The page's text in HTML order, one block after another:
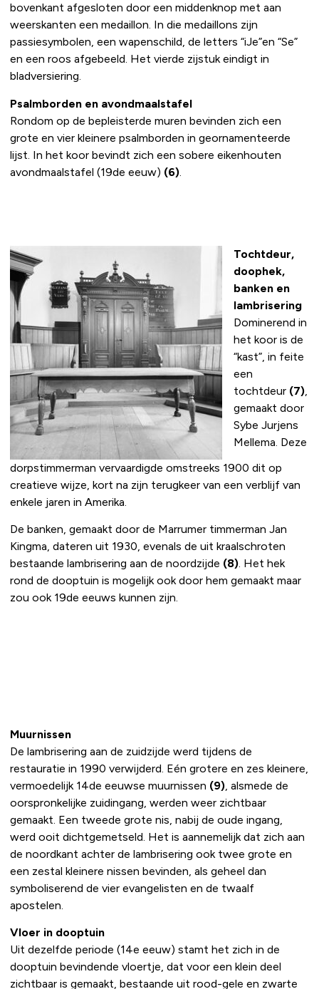
bovenkant afgesloten door een middenknop met aan
weerskanten een medaillon. In die medaillons zijn
passiesymbolen, een wapenschild, de letters “iJe”en “Se”
en een roos afgebeeld. Het vierde zijstuk eindigt in
bladversiering.
Psalmborden en avondmaalstafel
Rondom op de bepleisterde muren bevinden zich een
grote en vier kleinere psalmborden in geornamenteerde
lijst. In het koor bevindt zich een sobere eikenhouten
avondmaalstafel (19de eeuw) (6)
Tochtdeur,
doophek,
banken en
lambrisering
Dominerend in
het koor is de
“kast”, in feite
een
tochtdeur (7)
gemaakt door
Sybe Jurjens
Mellema. Deze
dorpstimmerman vervaardigde omstreeks 1900 dit op
creatieve wijze, kort na zijn terugkeer van een verblijf van
enkele jaren in Amerika.
De banken, gemaakt door de Marrumer timmerman Jan
Kingma, dateren uit 1930, evenals de uit kraalschroten
bestaande lambrisering aan de noordzijde (8). Het hek
rond de dooptuin is mogelijk ook door hem gemaakt maar
zou ook 19de eeuws kunnen zijn.
Muurnissen
De lambrisering aan de zuidzijde werd tijdens de
restauratie in 1990 verwijderd. Eén grotere en zes kleinere,
vermoedelijk 14de eeuwse muurnissen (9), alsmede de
oorspronkelijke zuidingang, werden weer zichtbaar
gemaakt. Een tweede grote nis, nabij de oude ingang,
werd ooit dichtgemetseld. Het is aannemelijk dat zich aan
de noordkant achter de lambrisering ook twee grote en
een zestal kleinere nissen bevinden, als geheel dan
symboliserend de vier evangelisten en de twaalf
apostelen.
Vloer in dooptuin
Uit dezelfde periode (14e eeuw) stamt het zich in de
dooptuin bevindende vloertje, dat voor een klein deel
zichtbaar is gemaakt, bestaande uit rood-gele en zwarte